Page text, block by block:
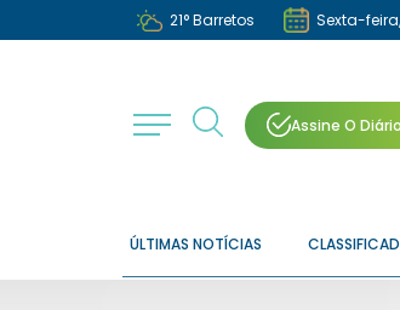
21°Barretos Sexta-
Assine O Diário
ÚLTIMAS NOTÍCIAS